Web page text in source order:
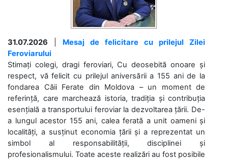
31.07.2026
Mesaj de felicitare cu prilejul Zilei
Feroviarului
Stimați colegi, dragi feroviari, Cu deosebită onoare și
respect, vă felicit cu prilejul aniversării a 155 ani de la
fondarea Căii Ferate din Moldova – un moment de
referință, care marchează istoria, tradiția și contribuția
esențială a transportului feroviar la dezvoltarea țării. De-
a lungul acestor 155 ani, calea ferată a unit oameni și
localități, a susținut economia țării și a reprezentat un
simbol al responsabilității, disciplinei și
profesionalismului. Toate aceste realizări au fost posibile